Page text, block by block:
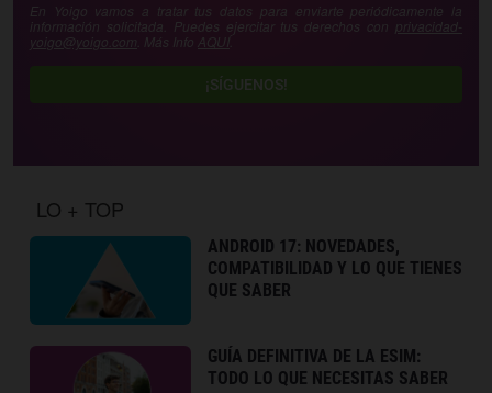
En Yoigo vamos a tratar tus datos para enviarte periódicamente la
información solicitada. Puedes ejercitar tus derechos con privacidad-
yoigo@yoigo.com . Más Info AQUÍ
¡SÍGUENOS!
LO + TOP
ANDROID 17: NOVEDADES,
COMPATIBILIDAD Y LO QUE TIENES
QUE SABER
GUÍA DEFINITIVA DE LA ESIM:
TODO LO QUE NECESITAS SABER